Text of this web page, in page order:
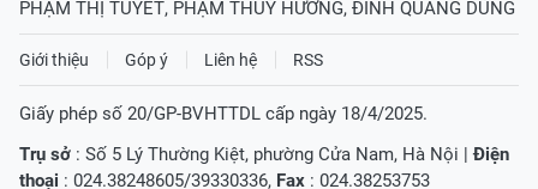
PHẠM THỊ TUYẾT, PHẠM THUỲ HƯƠNG, ĐINH QUANG DŨNG
Giới thiệu Góp ý Liên hệ RSS
Giấy phép số 20/GP-BVHTTDL cấp ngày 18/4/2025.
Trụ sở : Số 5 Lý Thường Kiệt, phường Cửa Nam, Hà Nội |Điện
thoại : 024.38248605/39330336, Fax : 024.38253753